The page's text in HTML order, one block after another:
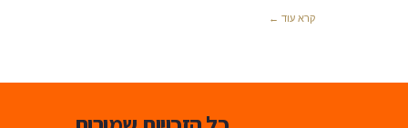
קרא עוד ←